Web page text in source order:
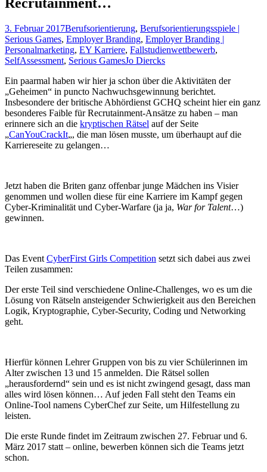
3. Februar 2017Berufsorientierung, Berufsorientierungsspiele |
Serious Games, Employer Branding, Employer Branding |
Personalmarketing, EY Karriere, Fallstudienwettbewerb,
SelfAssessment, Serious GamesJo Diercks
Ein paarmal haben wir hier ja schon über die Aktivitäten der
„Geheimen“ in puncto Nachwuchsgewinnung berichtet.
Insbesondere der britische Abhördienst GCHQ scheint hier ein ganz
besonderes Faible für Recrutainment-Ansätze zu haben – man
erinnere sich an die kryptischen Rätsel auf der Seite
„CanYouCrackIt„, die man lösen musste, um überhaupt auf die
Karriereseite zu gelangen…
Jetzt haben die Briten ganz offenbar junge Mädchen ins Visier
genommen und wollen diese für eine Karriere im Kampf gegen
Cyber-Kriminalität und Cyber-Warfare (ja ja, War for Talent…)
gewinnen.
Das Event CyberFirst Girls Competition setzt sich dabei aus zwei
Teilen zusammen:
Der erste Teil sind verschiedene Online-Challenges, wo es um die
Lösung von Rätseln ansteigender Schwierigkeit aus den Bereichen
Logik, Kryptographie, Cyber-Security, Coding und Networking
geht.
Hierfür können Lehrer Gruppen von bis zu vier Schülerinnen im
Alter zwischen 13 und 15 anmelden. Die Rätsel sollen
„herausfordernd“ sein und es ist nicht zwingend gesagt, dass man
alles wird lösen können… Auf jeden Fall steht den Teams ein
Online-Tool namens CyberChef zur Seite, um Hilfestellung zu
leisten.
Die erste Runde findet im Zeitraum zwischen 27. Februar und 6.
März 2017 statt – online, bewerben können sich die Teams jetzt
schon.